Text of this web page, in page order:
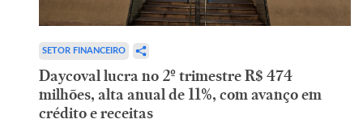
SETOR FINANCEIRO
Daycoval lucra no 2º trimestre R$ 474
milhões, alta anual de 11%, com avanço em
crédito e receitas